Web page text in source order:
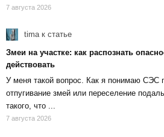
7 августа 2026
tima к статье
Змеи на участке: как распознать
действовать
У меня такой вопрос. Как я понимаю СЭС
отпугивание змей или переселение
такого, что ...
7 августа 2026